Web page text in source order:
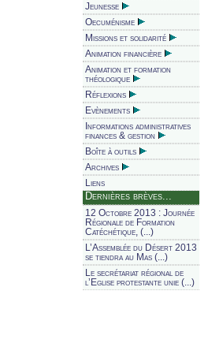
Jeunesse
Oecuménisme
Missions et solidarité
Animation financière
Animation et formation
théologique
Réflexions
Evènements
Informations administratives
finances & gestion
Boîte à outils
Archives
Liens
Dernières brèves...
12 Octobre 2013 : Journée
Régionale de Formation
Catéchétique, (...)
L’Assemblée du Désert 2013
se tiendra au Mas (...)
Le secrétariat régional de
l’Eglise protestante unie (...)